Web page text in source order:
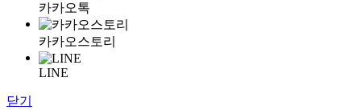
카카오톡
카카오스토리
LINE
닫기